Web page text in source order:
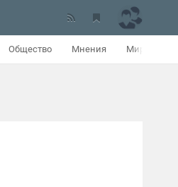
Общество Мнения Мир